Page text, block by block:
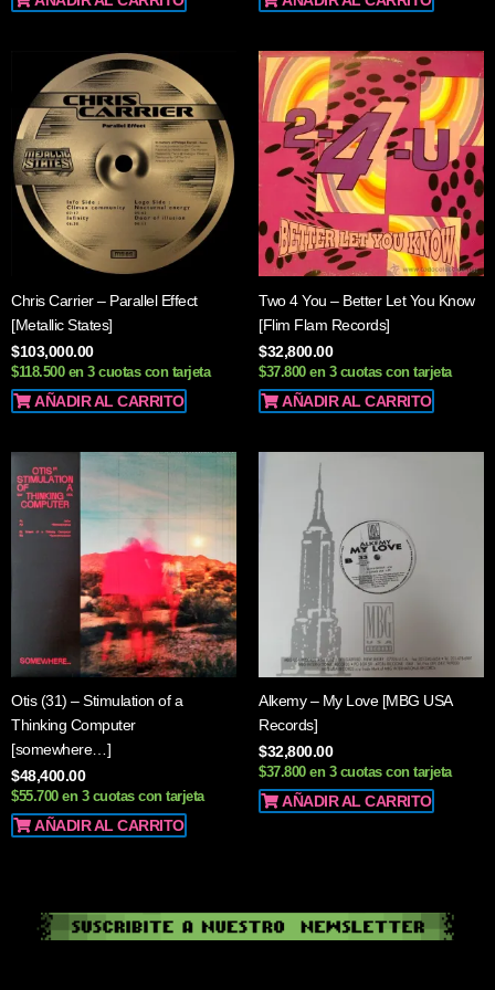
Chris Carrier – Parallel Effect
[Metallic States]
$103,000.00
$118.500 en 3 cuotas con tarjeta
AÑADIR AL CARRITO
Two 4 You – Better Let You Know
[Flim Flam Records]
$32,800.00
$37.800 en 3 cuotas con tarjeta
AÑADIR AL CARRITO
Otis (31) – Stimulation of a
Thinking Computer
[somewhere…]
$48,400.00
$55.700 en 3 cuotas con tarjeta
AÑADIR AL CARRITO
Alkemy – My Love [MBG USA
Records]
$32,800.00
$37.800 en 3 cuotas con tarjeta
AÑADIR AL CARRITO